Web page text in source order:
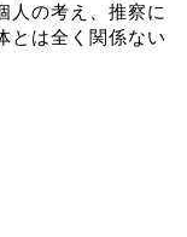
人の考え、推察に
とは全く関係ない